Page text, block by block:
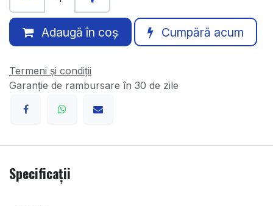
Adaugă în coș Cumpără acum
Termeni și condiții
Garanție de rambursare în 30 de zile
Specificații